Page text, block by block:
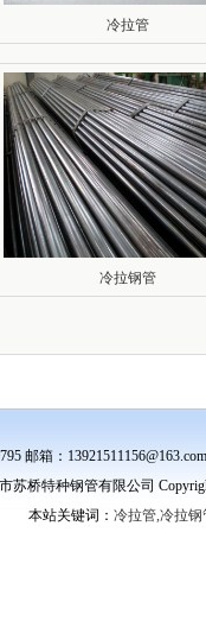
冷拉管
冷拉钢管
邮箱：
苏桥特种钢管有限公司
本站关键词： 冷拉管,冷拉